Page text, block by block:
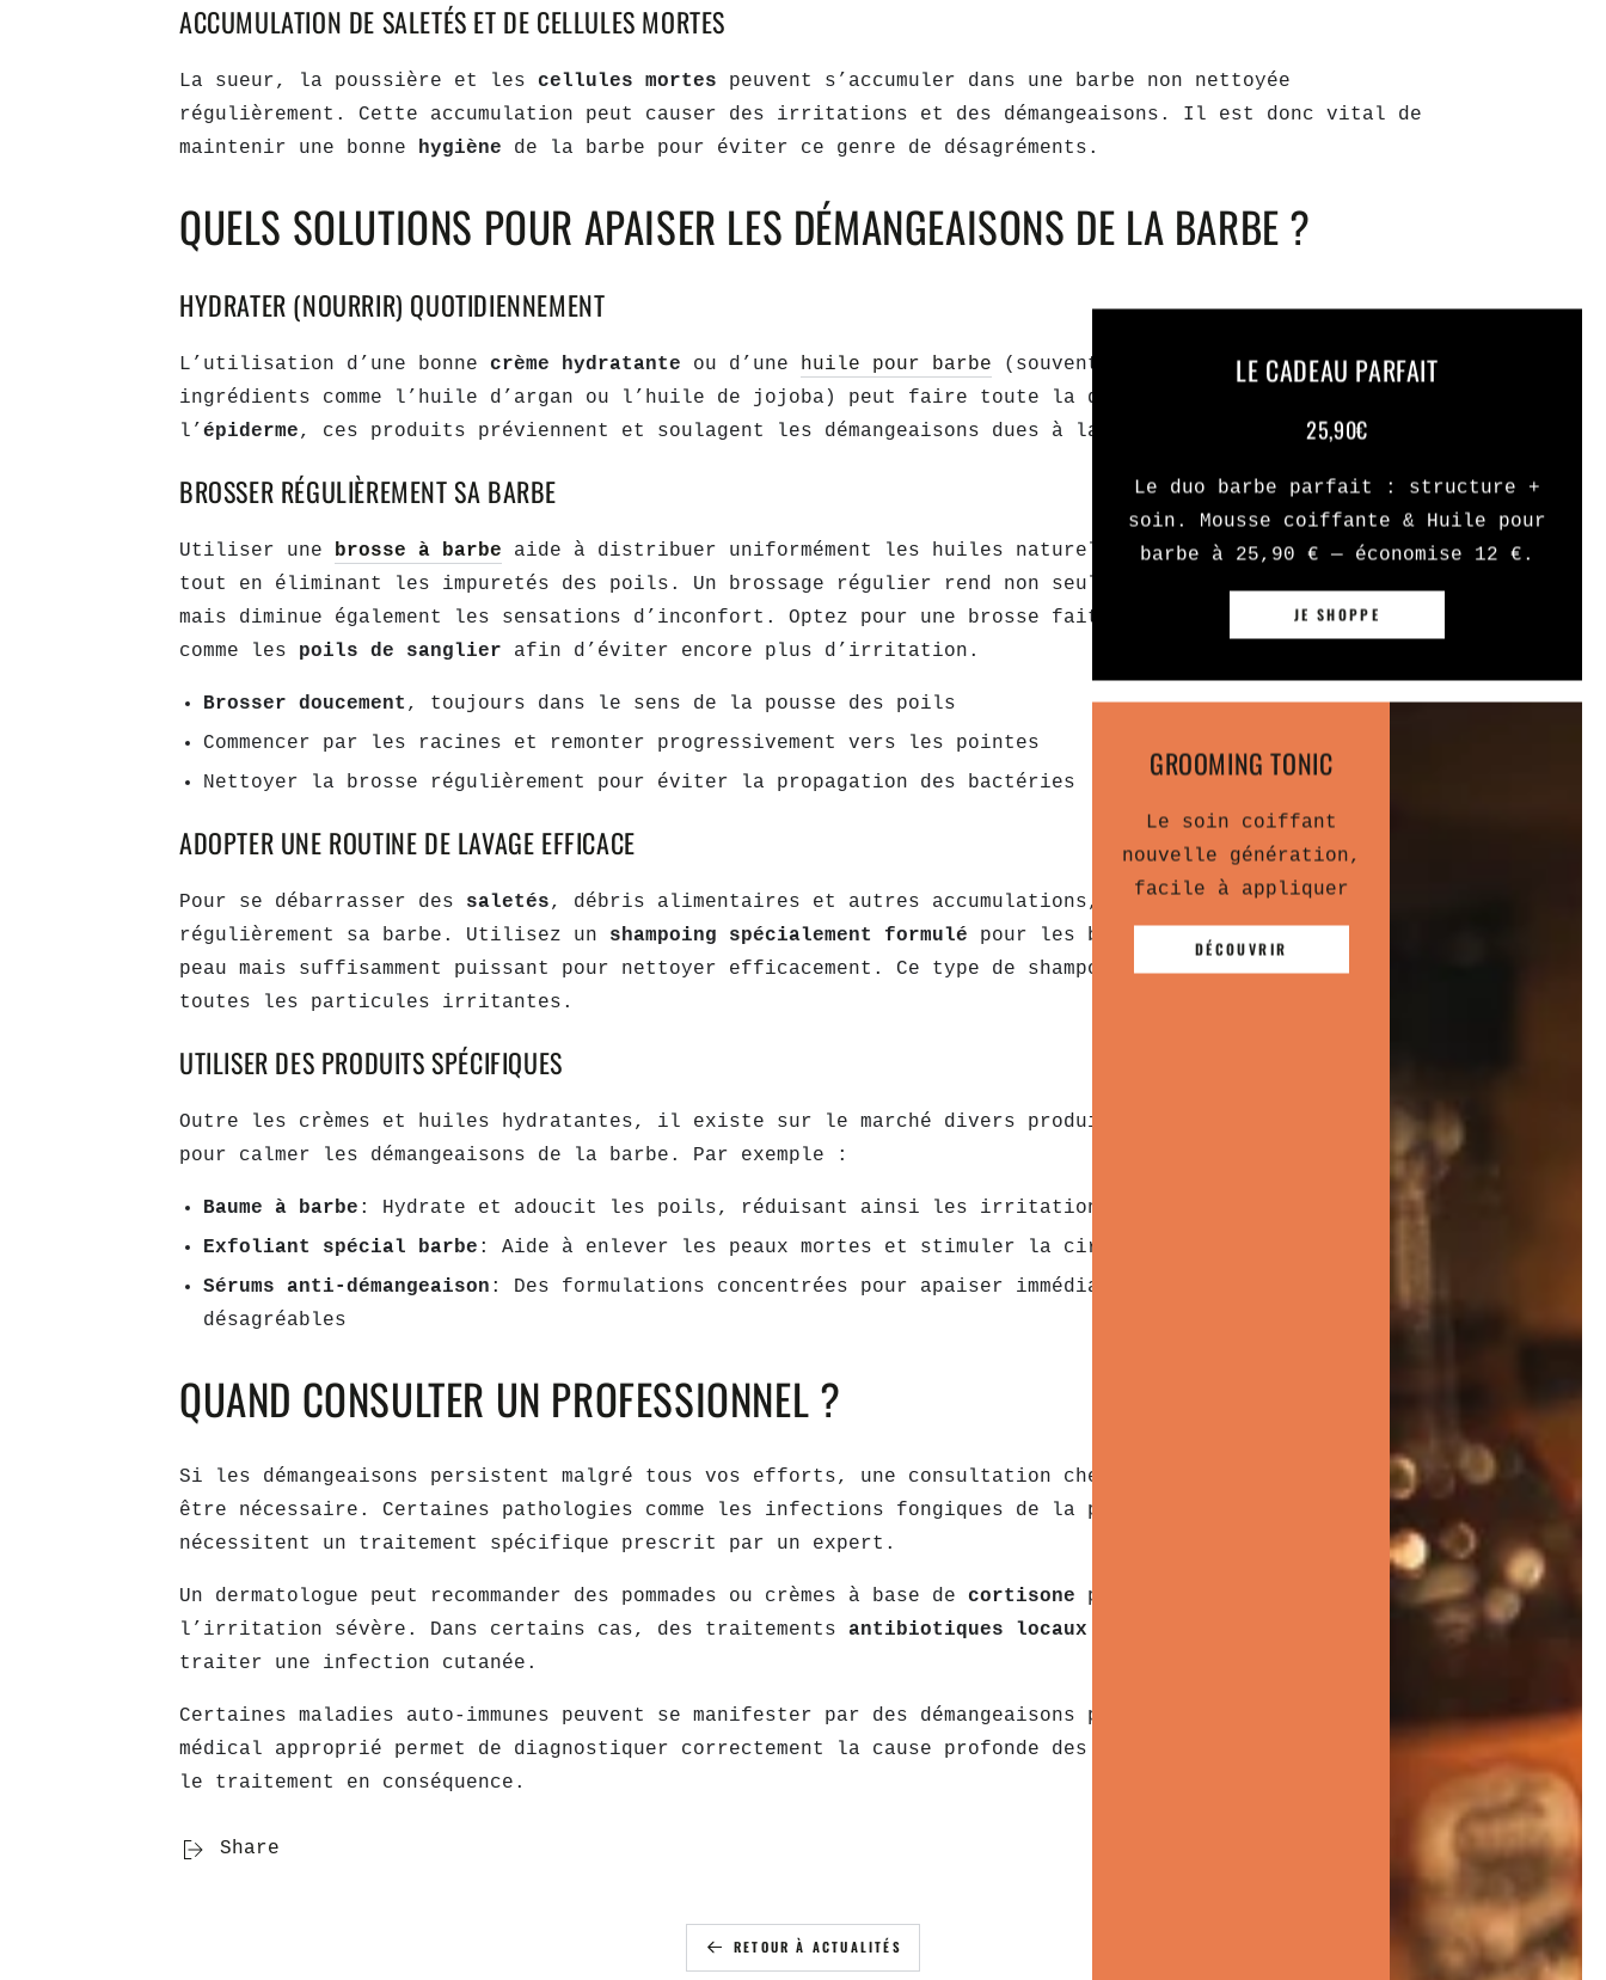
LE CADEAU PARFAIT
25,90€
Le duo barbe parfait : structure +
soin. Mousse coiffante & Huile pour
barbe à 25,90 € — économise 12 €.
JE SHOPPE
GROOMING TONIC
Le soin coiffant
nouvelle génération,
facile à appliquer
DÉCOUVRIR
ACCUMULATION DE SALETÉS ET DE CELLULES MORTES
La sueur, la poussière et les cellules mortes peuvent s’accumuler dans une barbe non nettoyée
régulièrement. Cette accumulation peut causer des irritations et des démangeaisons. Il est donc vital de
maintenir une bonne
hygiène de la barbe pour éviter ce genre de désagréments.
QUELS SOLUTIONS POUR APAISER LES DÉMANGEAISONS DE LA BARBE ?
HYDRATER (NOURRIR) QUOTIDIENNEMENT
L’utilisation d’une bonne crème hydratante ou d’une huile pour barbe (souvent composée avec des
ingrédients comme l’huile d’argan ou l’huile de jojoba) peut faire toute la différence. En renforçant
l’ épiderme, ces produits préviennent et soulagent les démangeaisons dues à la sécheresse.
BROSSER RÉGULIÈREMENT SA BARBE
Utiliser une brosse à barbe
aide à distribuer uniformément les huiles naturelles produites par la peau,
tout en éliminant les impuretés des poils. Un brossage régulier rend non seulement la barbe plus douce,
mais diminue également les sensations d’inconfort. Optez pour une brosse faite de matériaux naturels
comme les poils de sanglier afin d’éviter encore plus d’irritation.
Brosser doucement , toujours dans le sens de la pousse des poils
Commencer par les racines et remonter progressivement vers les pointes
Nettoyer la brosse régulièrement pour éviter la propagation des bactéries
ADOPTER UNE ROUTINE DE LAVAGE EFFICACE
Pour se débarrasser des saletés, débris alimentaires et autres accumulations, il convient de laver
régulièrement sa barbe. Utilisez un shampoing spécialement formulé pour les barbes, qui est doux pour la
peau mais suffisamment puissant pour nettoyer efficacement. Ce type de shampoing permettra d’éliminer
toutes les particules irritantes.
UTILISER DES PRODUITS SPÉCIFIQUES
Outre les crèmes et huiles hydratantes, il existe sur le marché divers produits conçus spécifiquement
pour calmer les démangeaisons de la barbe. Par exemple :
Baume à barbe : Hydrate et adoucit les poils, réduisant ainsi les irritations
Exfoliant spécial barbe : Aide à enlever les peaux mortes et stimuler la circulation sanguine
Sérums anti-démangeaison : Des formulations concentrées pour apaiser immédiatement les sensations
désagréables
QUAND CONSULTER UN PROFESSIONNEL ?
Si les démangeaisons persistent malgré tous vos efforts, une consultation chez un
pourrait
être nécessaire. Certaines pathologies comme les infections fongiques de la peau ou des allergies
nécessitent un traitement spécifique prescrit par un expert.
Un dermatologue peut recommander des pommades ou crèmes à base de cortisone pour soulager rapidement
l’irritation sévère. Dans certains cas, des traitements antibiotiques locaux
traiter une infection cutanée.
Certaines maladies auto-immunes peuvent se manifester par des démangeaisons persistantes. Un suivi
médical approprié permet de diagnostiquer correctement la cause profonde des démangeaisons et d’adapter
le traitement en conséquence.
Share
RETOUR À ACTUALITÉS